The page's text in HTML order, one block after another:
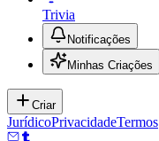
Trivia
Notificações
Minhas Criações
Criar
JurídicoPrivacidadeTermos